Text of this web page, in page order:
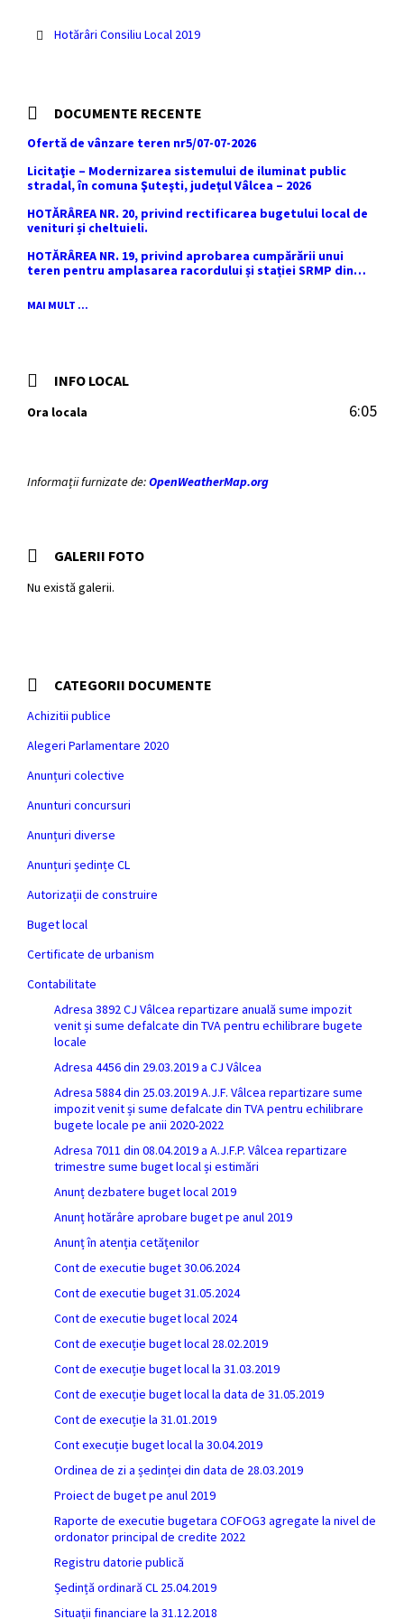
Hotărâri Consiliu Local 2019
DOCUMENTE RECENTE
Ofertă de vânzare teren nr5/07-07-2026
Licitaţie – Modernizarea sistemului de iluminat public
stradal, în comuna Şuteşti, judeţul Vâlcea – 2026
HOTĂRÂREA NR. 20, privind rectificarea bugetului local de
venituri și cheltuieli.
HOTĂRÂREA NR. 19, privind aprobarea cumpărării unui
teren pentru amplasarea racordului și stației SRMP din
comuna Sutești.
MAI MULT ...
INFO LOCAL
Ora locala 6:05
Informații furnizate de:OpenWeatherMap.org
GALERII FOTO
Nu există galerii.
CATEGORII DOCUMENTE
Achizitii publice
Alegeri Parlamentare 2020
Anunțuri colective
Anunturi concursuri
Anunțuri diverse
Anunțuri ședințe CL
Autorizații de construire
Buget local
Certificate de urbanism
Contabilitate
Adresa 3892 CJ Vâlcea repartizare anuală sume impozit
venit și sume defalcate din TVA pentru echilibrare bugete
locale
Adresa 4456 din 29.03.2019 a CJ Vâlcea
Adresa 5884 din 25.03.2019 A.J.F. Vâlcea repartizare sume
impozit venit și sume defalcate din TVA pentru echilibrare
bugete locale pe anii 2020-2022
Adresa 7011 din 08.04.2019 a A.J.F.P. Vâlcea repartizare
trimestre sume buget local și estimări
Anunț dezbatere buget local 2019
Anunț hotărâre aprobare buget pe anul 2019
Anunț în atenția cetățenilor
Cont de executie buget 30.06.2024
Cont de executie buget 31.05.2024
Cont de executie buget local 2024
Cont de execuție buget local 28.02.2019
Cont de execuție buget local la 31.03.2019
Cont de execuție buget local la data de 31.05.2019
Cont de execuție la 31.01.2019
Cont execuție buget local la 30.04.2019
Ordinea de zi a ședinței din data de 28.03.2019
Proiect de buget pe anul 2019
Raporte de executie bugetara COFOG3 agregate la nivel de
ordonator principal de credite 2022
Registru datorie publică
Ședință ordinară CL 25.04.2019
Situații financiare la 31.12.2018